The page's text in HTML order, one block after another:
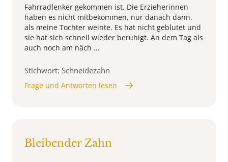
Fahrradlenker gekommen ist. Die Erzieherinnen
haben es nicht mitbekommen, nur danach dann,
als meine Tochter weinte. Es hat nicht geblutet und
sie hat sich schnell wieder beruhigt. An dem Tag als
auch noch am näch ...
Stichwort: Schneidezahn
Frage und Antworten lesen
Bleibender Zahn